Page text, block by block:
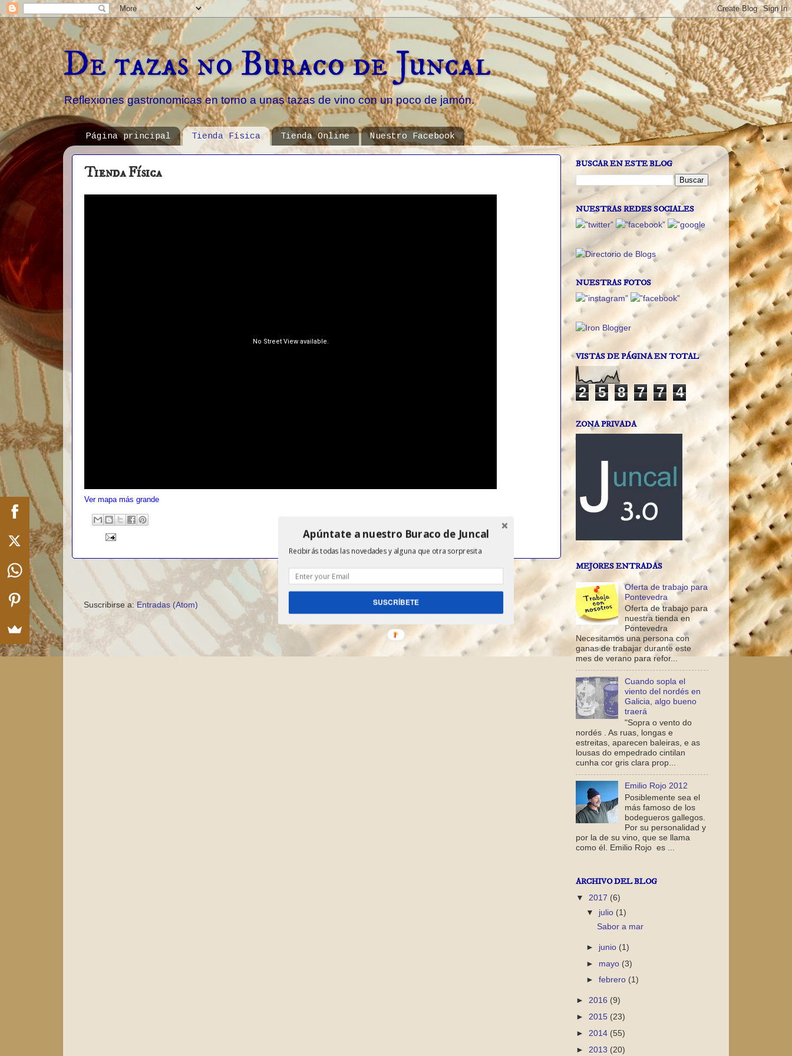
De tazas no Buraco de Juncal
Reflexiones gastronomicas en torno a unas tazas de vino con un poco de jamón.
Página principal Tienda Física Tienda Online Nuestro Facebook
Tienda Física
Ver mapa más grande
Inicio
Suscribirse a:Entradas (Atom)
BUSCAR EN ESTE BLOG
NUESTRAS REDES SOCIALES
NUESTRAS FOTOS
VISTAS DE PÁGINA EN TOTAL
2 5 8 7 7 4
ZONA PRIVADA
MEJORES ENTRADAS
Oferta de trabajo para
Pontevedra
Oferta de trabajo para
nuestra tienda en
Pontevedra
Necesitamos una persona con
ganas de trabajar durante este
mes de verano para refor...
Cuando sopla el
viento del nordés en
Galicia, algo bueno
traerá
"Sopra o vento do
nordés . As ruas, longas e
estreitas, aparecen baleiras, e as
lousas do empedrado cintilan
cunha cor gris clara prop...
Emilio Rojo 2012
Posiblemente sea el
más famoso de los
bodegueros gallegos.
Por su personalidad y
por la de su vino, que se llama
como él. Emilio Rojo es ...
ARCHIVO DEL BLOG
▼ 2017 (6)
▼ julio (1)
Sabor a mar
► junio (1)
► mayo (3)
►febrero (1)
► 2016 (9)
► 2015 (23)
► 2014 (55)
► 2013 (20)
Apúntate a nuestro Buraco de Juncal
Recibirás todas las novedades y alguna que otra sorpresita
SUSCRÍBETE